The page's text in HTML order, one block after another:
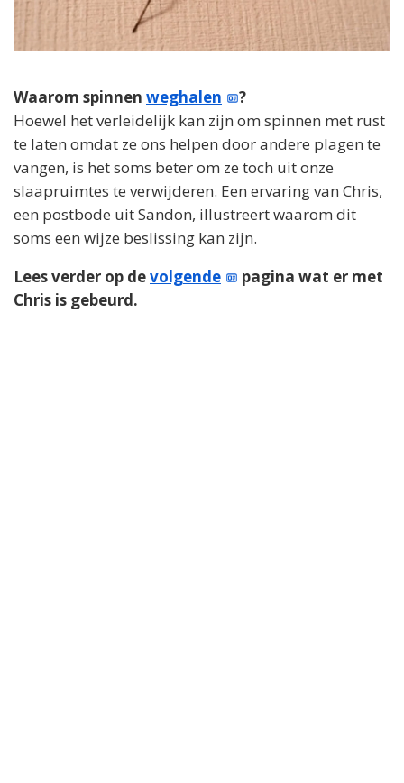
Waarom spinnen weghalen
?
Hoewel het verleidelijk kan zijn om spinnen met rust
te laten omdat ze ons helpen door andere plagen te
vangen, is het soms beter om ze toch uit onze
slaapruimtes te verwijderen. Een ervaring van Chris,
een postbode uit Sandon, illustreert waarom dit
soms een wijze beslissing kan zijn.
Lees verder op devolgende
pagina wat er met
Chris is gebeurd.